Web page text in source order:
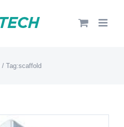
Tag:scaffold